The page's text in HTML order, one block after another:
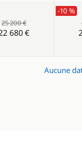
25 200 €
680 €
-10 %
Aucune